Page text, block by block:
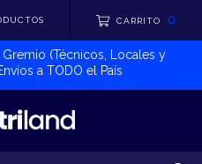
CARRITO 0
(Técnicos, Locales y
a TODO el País